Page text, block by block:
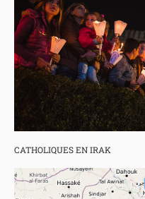
CATHOLIQUES EN IRAK